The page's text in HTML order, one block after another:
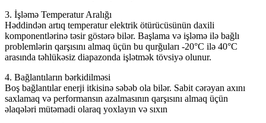
3. İşləmə Temperatur Aralığı
Həddindən artıq temperatur elektrik ötürücüsünün daxili
komponentlərinə təsir göstərə bilər. Başlama və işləmə ilə bağlı
problemlərin qarşısını almaq üçün bu qurğuları -20°C ilə 40°C
arasında təhlükəsiz diapazonda işlətmək tövsiyə olunur.
4. Bağlantıların bərkidilməsi
Boş bağlantılar enerji itkisinə səbəb ola bilər. Sabit cərəyan axını
saxlamaq və performansın azalmasının qarşısını almaq üçün
əlaqələri mütəmadi olaraq yoxlayın və sıxın